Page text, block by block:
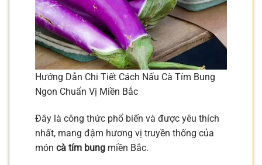
Hướng Dẫn Chi Tiết Cách Nấu Cà Tím Bung
Ngon Chuẩn Vị Miền Bắc
Đây là công thức phổ biến và được yêu thích
nhất, mang đậm hương vị truyền thống của
món cà tím bung miền Bắc.